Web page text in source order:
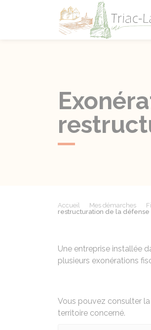
Accueil Mes démarches
restructuration de la défense
Une entreprise installée
plusieurs exonérations
Vous pouvez consulter la
territoire concerné.